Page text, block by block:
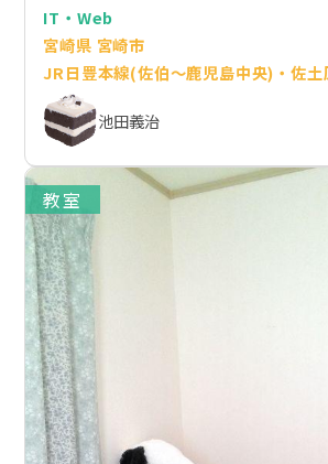
IT・Web
宮崎県 宮崎市
JR日豊本線(佐伯～鹿児島中央)・佐土
池田義治
教室